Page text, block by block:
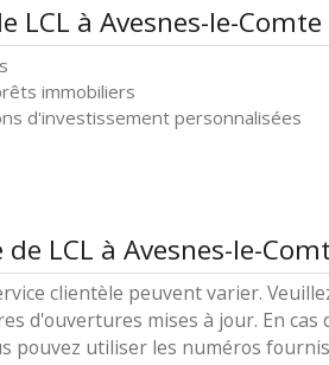
LCL à Avesnes-le-Comte
immobiliers
d'investissement personnalisées
LCL à Avesnes-le-
clientèle peuvent varier.
d'ouvertures mises à jour. En
pouvez utiliser les numéros